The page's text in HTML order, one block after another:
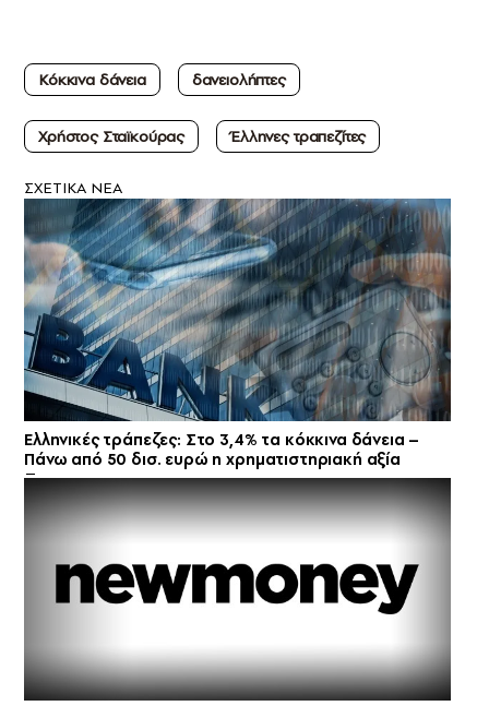
Κόκκινα δάνεια δανειολήπτες
Χρήστος Σταϊκούρας Έλληνες τραπεζίτες
ΣXETIKA NEA
Ελληνικές τράπεζες: Στο 3,4% τα κόκκινα δάνεια –
Πάνω από 50 δισ. ευρώ η χρηματιστηριακή αξία